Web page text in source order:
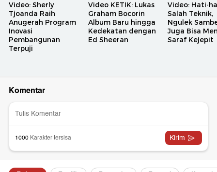
Video: Sherly
Tjoanda Raih
Anugerah Program
Inovasi
Pembangunan
Terpuji
Video KETIK: Lukas
Graham Bocorin
Album Baru hingga
Kedekatan dengan
Ed Sheeran
Video: Hati-
Salah Teknik,
Ngulek
Juga Bisa
Saraf Kejepit